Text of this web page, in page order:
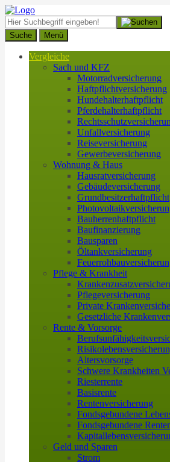
Suche Menü
Vergleiche
Sach und KFZ
Motorradversicherung
Haftpflichtversicherung
Hundehalterhaftpflicht
Pferdehalterhaftpflicht
Unfallversicherung
Reiseversicherung
Gewerbeversicherung
Wohnung & Haus
Hausratversicherung
Gebäudeversicherung
Grundbesitzerhaftpflicht
Bauherrenhaftpflicht
Baufinanzierung
Bausparen
Öltankversicherung
Pflege & Krankheit
Pflegeversicherung
Private
Gesetzliche
Rente & Vorsorge
Altersvorsorge
Schwere Krankheiten
Riesterrente
Basisrente
Rentenversicherung
Fondsgebundene
Fondsgebundene
Geld und Sparen
Strom